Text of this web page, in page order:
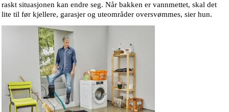
raskt situasjonen kan endre seg. Når bakken er vannmettet, skal det
lite til før kjellere, garasjer og uteområder oversvømmes, sier hun.